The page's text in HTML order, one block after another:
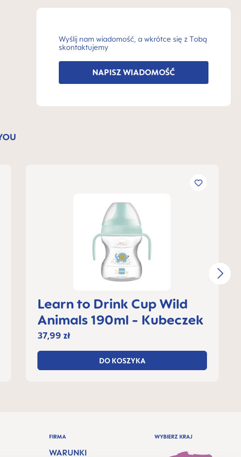
Wyślij nam wiadomość, a wkrótce się z Tobą
skontaktujemy
NAPISZ WIADOMOŚĆ
Learn to Drink Cup Wild
Animals 190ml - Kubeczek
37,99 zł
DO KOSZYKA
FIRMA
WARUNKI
WYBIERZ KRAJ